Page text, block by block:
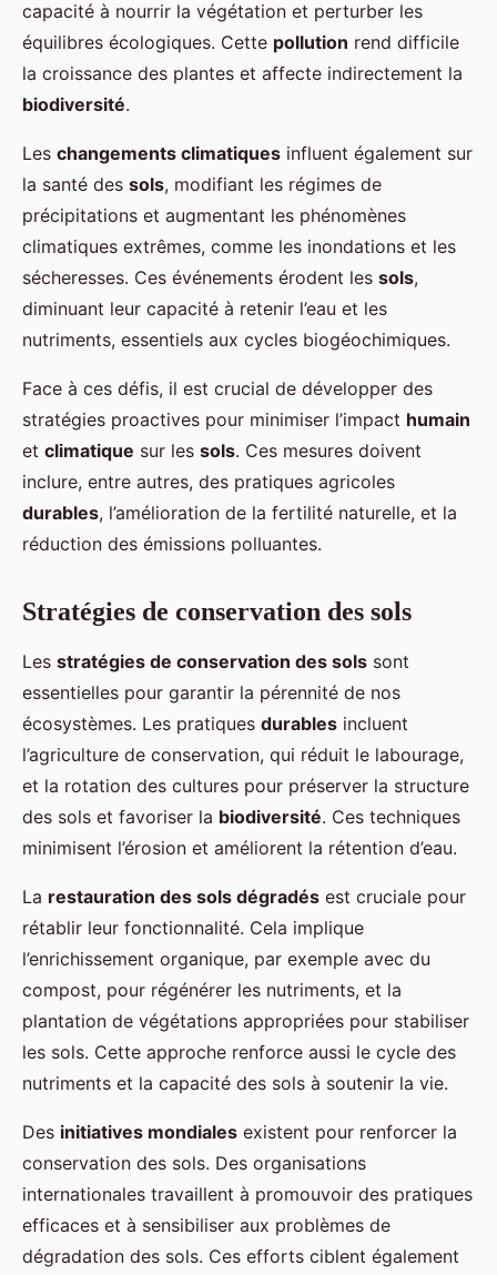
capacité à nourrir la végétation et perturber les
équilibres écologiques. Cette pollution rend difficile
la croissance des plantes et affecte indirectement la
biodiversité.
Les changements climatiques influent également sur
la santé des sols, modifiant les régimes de
précipitations et augmentant les phénomènes
climatiques extrêmes, comme les inondations et les
sécheresses. Ces événements érodent les sols,
diminuant leur capacité à retenir l’eau et les
nutriments, essentiels aux cycles biogéochimiques.
Face à ces défis, il est crucial de développer des
stratégies proactives pour minimiser l’impact humain
et climatique sur les sols. Ces mesures doivent
inclure, entre autres, des pratiques agricoles
durables, l’amélioration de la fertilité naturelle, et la
réduction des émissions polluantes.
Stratégies de conservation des sols
Les stratégies de conservation des sols sont
essentielles pour garantir la pérennité de nos
écosystèmes. Les pratiques durables incluent
l’agriculture de conservation, qui réduit le labourage,
et la rotation des cultures pour préserver la structure
des sols et favoriser la biodiversité. Ces techniques
minimisent l’érosion et améliorent la rétention d’eau.
La restauration des sols dégradés est cruciale pour
rétablir leur fonctionnalité. Cela implique
l’enrichissement organique, par exemple avec du
compost, pour régénérer les nutriments, et la
plantation de végétations appropriées pour stabiliser
les sols. Cette approche renforce aussi le cycle des
nutriments et la capacité des sols à soutenir la vie.
Des initiatives mondiales existent pour renforcer la
conservation des sols. Des organisations
internationales travaillent à promouvoir des pratiques
efficaces et à sensibiliser aux problèmes de
dégradation des sols. Ces efforts ciblent également